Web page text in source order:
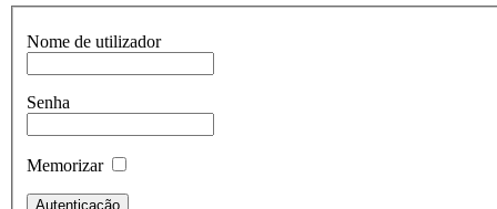
Nome de utilizador
Senha
Memorizar